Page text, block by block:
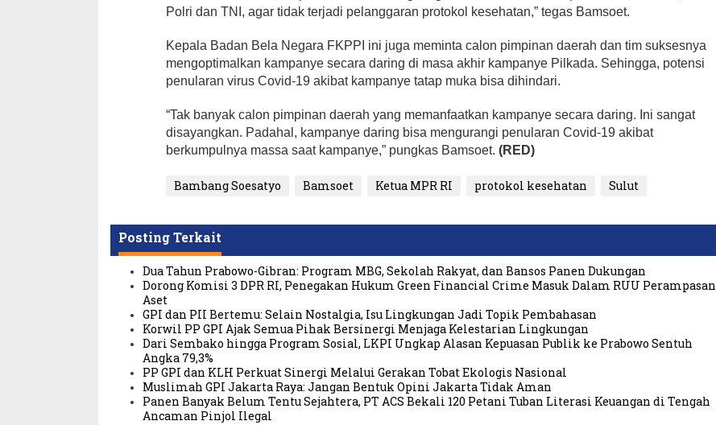
Polri dan TNI, agar tidak terjadi pelanggaran protokol kesehatan,” tegas Bamsoet.
Kepala Badan Bela Negara FKPPI ini juga meminta calon pimpinan daerah dan tim suksesnya
mengoptimalkan kampanye secara daring di masa akhir kampanye Pilkada. Sehingga, potensi
penularan virus Covid-19 akibat kampanye tatap muka bisa dihindari.
“Tak banyak calon pimpinan daerah yang memanfaatkan kampanye secara daring. Ini sangat
disayangkan. Padahal, kampanye daring bisa mengurangi penularan Covid-19 akibat
berkumpulnya massa saat kampanye,” pungkas Bamsoet.(RED)
Bambang Soesatyo Bamsoet Ketua MPR RI protokol kesehatan Sulut
Posting Terkait
Dua Tahun Prabowo-Gibran: Program MBG, Sekolah Rakyat, dan Bansos Panen Dukungan
Dorong Komisi 3 DPR RI, Penegakan Hukum Green Financial Crime Masuk Dalam RUU Perampasan
Aset
GPI dan PII Bertemu: Selain Nostalgia, Isu Lingkungan Jadi Topik Pembahasan
Korwil PP GPI Ajak Semua Pihak Bersinergi Menjaga Kelestarian Lingkungan
Dari Sembako hingga Program Sosial, LKPI Ungkap Alasan Kepuasan Publik ke Prabowo Sentuh
Angka 79,3%
PP GPI dan KLH Perkuat Sinergi Melalui Gerakan Tobat Ekologis Nasional
Muslimah GPI Jakarta Raya: Jangan Bentuk Opini Jakarta Tidak Aman
Panen Banyak Belum Tentu Sejahtera, PT ACS Bekali 120 Petani Tuban Literasi Keuangan di Tengah
Ancaman Pinjol Ilegal